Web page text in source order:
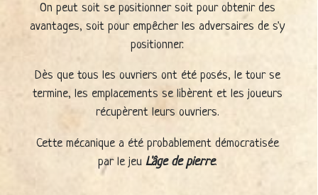
On peut soit se positionner soit pour obtenir des
avantages, soit pour empêcher les adversaires de s'y
positionner.
Dès que tous les ouvriers ont été posés, le tour se
termine, les emplacements se libèrent et les joueurs
récupèrent leurs ouvriers.
Cette mécanique a été probablement démocratisée
par le jeu L'âge de pierre.